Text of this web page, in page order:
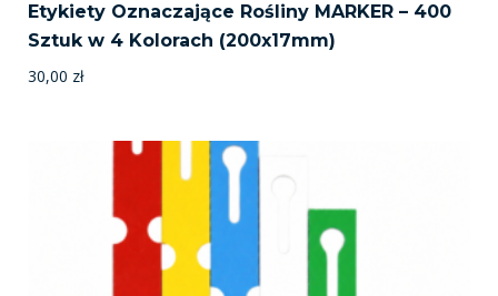
Etykiety Oznaczające Rośliny MARKER – 400
Sztuk w 4 Kolorach (200x17mm)
30,00 zł